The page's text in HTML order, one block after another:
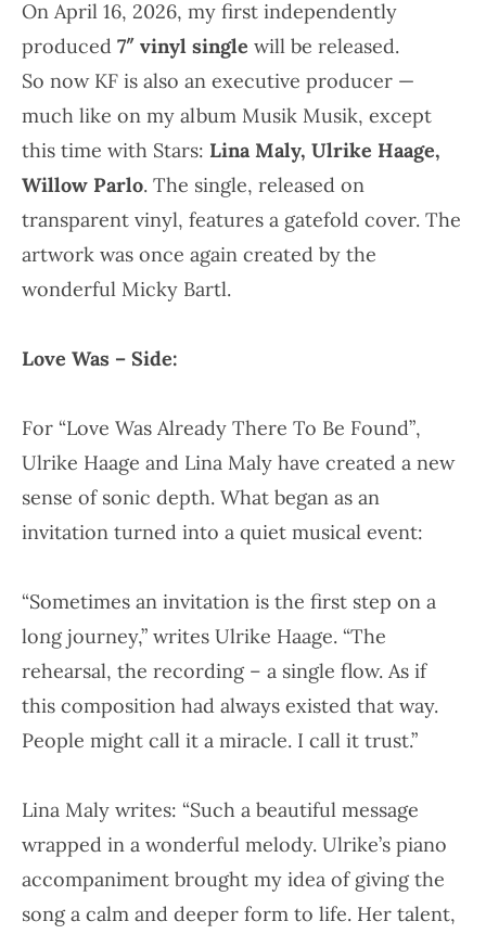
On April 16, 2026, my first independently
produced 7″ vinyl single will be released.
So now KF is also an executive producer —
much like on my album Musik Musik, except
this time with Stars: Lina Maly, Ulrike Haage,
Willow Parlo. The single, released on
transparent vinyl, features a gatefold cover. The
artwork was once again created by the
wonderful Micky Bartl.
Love Was – Side:
For “Love Was Already There To Be Found”,
Ulrike Haage and Lina Maly have created a new
sense of sonic depth. What began as an
invitation turned into a quiet musical event:
“Sometimes an invitation is the first step on a
long journey,” writes Ulrike Haage. “The
rehearsal, the recording – a single flow. As if
this composition had always existed that way.
People might call it a miracle. I call it trust.”
Lina Maly writes: “Such a beautiful message
wrapped in a wonderful melody. Ulrike’s piano
accompaniment brought my idea of giving the
song a calm and deeper form to life. Her talent,